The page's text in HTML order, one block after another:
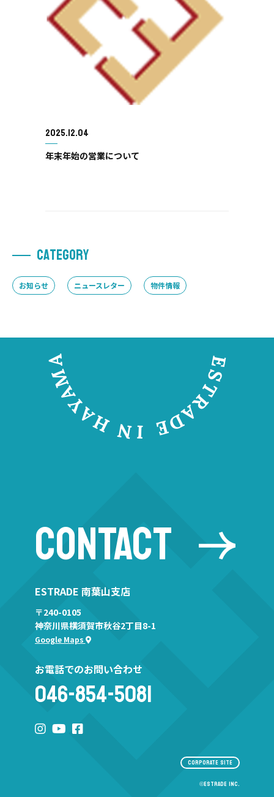
2025.12.04
年末年始の営業について
CATEGORY
お知らせ ニュースレター 物件情報
CONTACT
ESTRADE 南葉山支店
〒240-0105
神奈川県横須賀市秋谷2丁目8-1
Google Maps
お電話でのお問い合わせ
046-854-5081
CORPORATE SITE
©︎ESTRADE INC.
E
S
T
R
A
D
E
I
N
H
A
Y
A
M
A